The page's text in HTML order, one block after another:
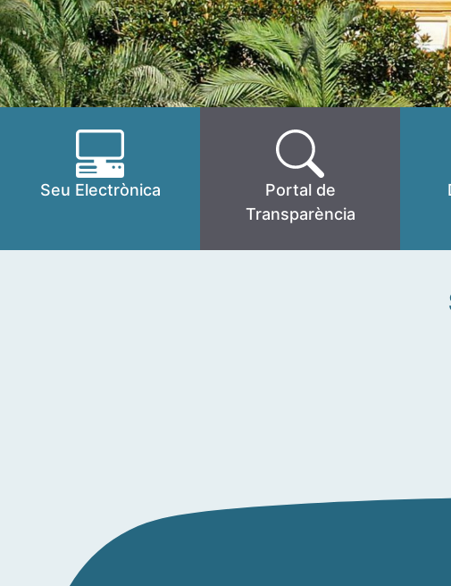
Seu Electrònica
Portal de
Transparència